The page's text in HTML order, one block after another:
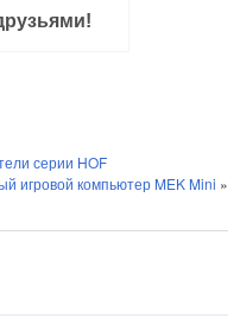
серии HOF
игровой компьютер MEK Mini »